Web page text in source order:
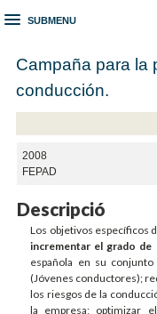
SUBMENU
Campaña para la
conducción.
2008
FEPAD
Descripció
Los objetivos específicos
incrementar el grado de
española en su
(Jóvenes conductores);
los riesgos de la
la empresa; optimizar